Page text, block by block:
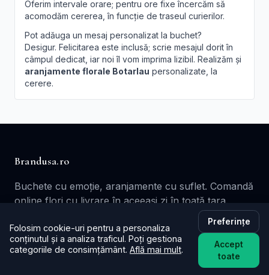
Oferim intervale orare; pentru ore fixe încercăm să
acomodăm cererea, în funcție de traseul curierilor.
Pot adăuga un mesaj personalizat la buchet?
Desigur. Felicitarea este inclusă; scrie mesajul dorit în
câmpul dedicat, iar noi îl vom imprima lizibil. Realizăm și
aranjamente florale Botarlau personalizate, la
cerere.
Brandusa.ro
Buchete cu emoție, aranjamente cu suflet. Comandă
online flori cu livrare în aceeași zi în toată țara.
📞
+40753621077
✉️ contact@brandusa.ro
Folosim cookie-uri pentru a personaliza
conținutul și a analiza traficul. Poți gestiona
categoriile de consimțământ. Află mai mult.
Preferințe
Accept
toate